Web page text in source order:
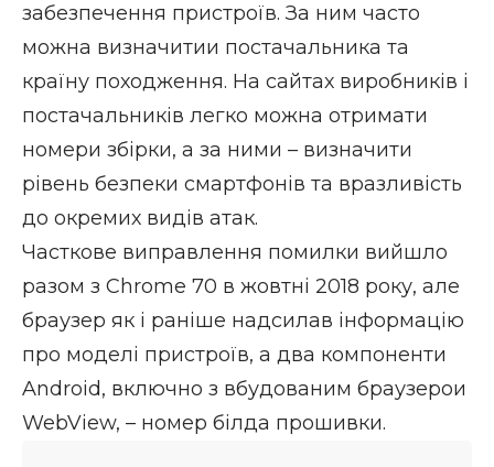
забезпечення пристроїв. За ним часто
можна визначитии постачальника та
країну походження. На сайтах виробників і
постачальників легко можна отримати
номери збірки, а за ними – визначити
рівень безпеки смартфонів та вразливість
до окремих видів атак.
Часткове виправлення помилки вийшло
разом з Chrome 70 в жовтні 2018 року, але
браузер як і раніше надсилав інформацію
про моделі пристроїв, а два компоненти
Android, включно з вбудованим браузерои
WebView, – номер білда прошивки.